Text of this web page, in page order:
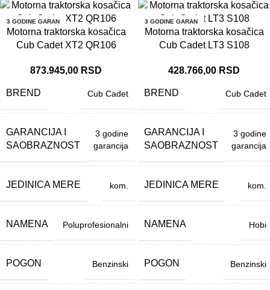
3 GODINE GARAN
CIJA
Motorna traktorska kosačica
Cub Cadet XT2 QR106
873.945,00 RSD
BREND Cub Cadet
GARANCIJA I
SAOBRAZNOST
3 godine
garancija
JEDINICA MERE kom.
NAMENA Poluprofesionalni
POGON Benzinski
3 GODINE GARAN
CIJA
Motorna traktorska kosačica
Cub Cadet LT3 S108
428.766,00 RSD
BREND Cub Cadet
GARANCIJA I
SAOBRAZNOST
3 godine
garancija
JEDINICA MERE kom.
NAMENA Hobi
POGON Benzinski